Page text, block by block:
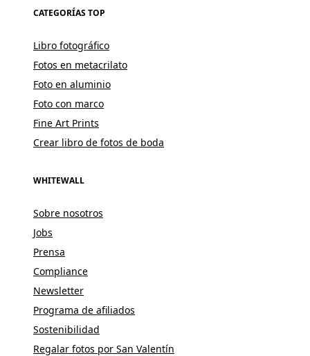
CATEGORÍAS TOP
Libro fotográfico
Fotos en metacrilato
Foto en aluminio
Foto con marco
Fine Art Prints
Crear libro de fotos de boda
WHITEWALL
Sobre nosotros
Jobs
Prensa
Compliance
Newsletter
Programa de afiliados
Sostenibilidad
Regalar fotos por San Valentín